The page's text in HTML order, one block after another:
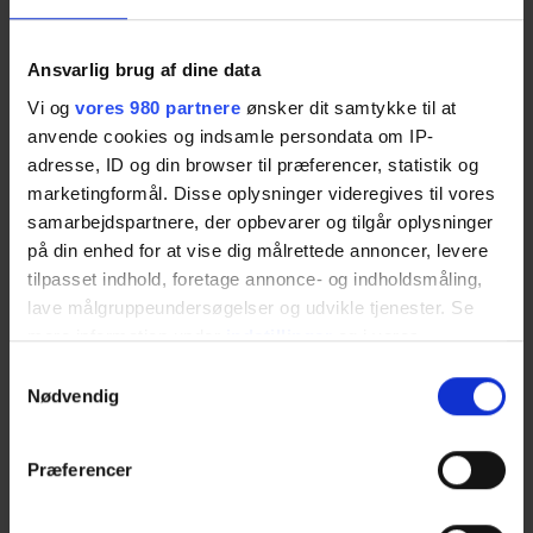
Ansvarlig brug af dine data
Vi og vores 980 partnere ønsker dit samtykke til at
anvende cookies og indsamle persondata om IP-
adresse, ID og din browser til præferencer, statistik og
marketingformål. Disse oplysninger videregives til vores
samarbejdspartnere, der opbevarer og tilgår oplysninger
på din enhed for at vise dig målrettede annoncer, levere
tilpasset indhold, foretage annonce- og indholdsmåling,
lave målgruppeundersøgelser og udvikle tjenester. Se
mere information underindstillingerog i vores
tilbage eller ændre indstillinger fra vores
"Cookiedeklaration", eller ved at trykke på "Privacy
Nødvendig
Præferencer
Kultur & events
Lærlinge & elever
Netværk
Nyheder
Nyhedsbreve
Uddannelse & kurser